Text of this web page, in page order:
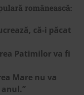
românească:
că-i păcat
Patimilor va fi
Mare nu va